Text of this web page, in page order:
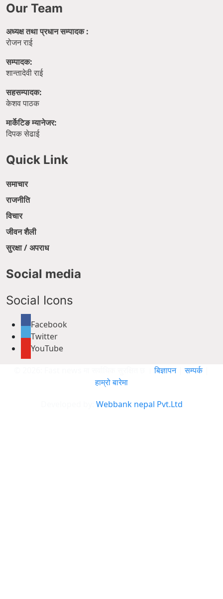
Our Team
अध्यक्ष तथा प्रधान सम्पादक :
रोजन राई
सम्पादक:
शान्तादेवी राई
सहसम्पादक:
केशव पाठक
मार्केटिङ म्यानेजर:
दिपक सेढाई
Quick Link
समाचार
राजनीति
विचार
जीवन शैली
सुरक्षा / अपराध
Social media
Social Icons
Facebook
Twitter
YouTube
© 2026: Fast news मा सर्वाधिक सुरक्षित छ ।बिज्ञापन|सम्पर्क
हाम्रो बारेमा
Webbank nepal Pvt.Ltd